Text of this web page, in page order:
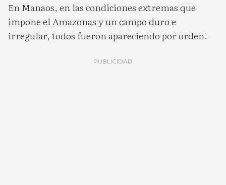
En Manaos, en las condiciones extremas que
impone el Amazonas y un campo duro e
irregular, todos fueron apareciendo por orden.